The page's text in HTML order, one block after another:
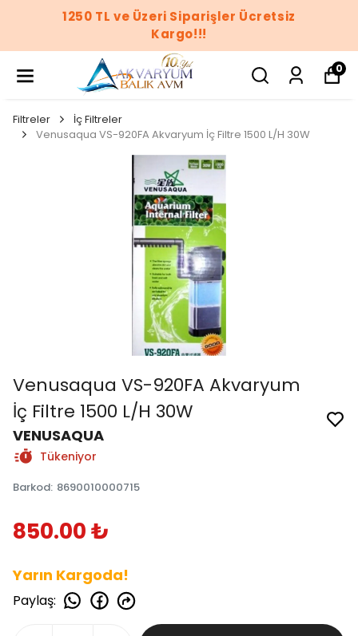
1250 TL ve Üzeri Siparişler Ücretsiz
Kargo!!!
0
Filtreler
İç Filtreler
Venusaqua VS-920FA Akvaryum İç Filtre 1500 L/H 30W
Venusaqua VS-920FA Akvaryum
İç Filtre 1500 L/H 30W
VENUSAQUA
Tükeniyor
Barkod: 8690010000715
850.00 ₺
Yarın Kargoda!
Paylaş: